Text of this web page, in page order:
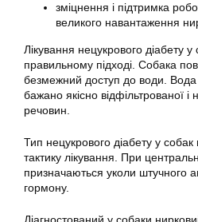
зміцнення і підтримка
великого навантаження
Лікування нецукрового діабету у
правильному підході. Собака
безмежний доступ до води. Вода
бажано якісно відфільтрованої і
речовин.
Тип нецукрового діабету у
тактику лікування. При
призначаються уколи штучного
гормону.